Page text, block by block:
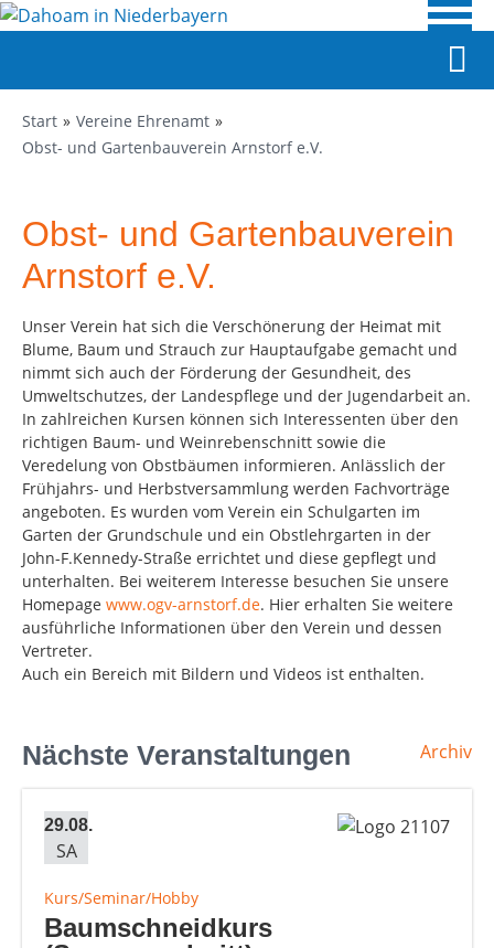
Start
Vereine Ehrenamt
Obst- und Gartenbauverein Arnstorf e.V.
Obst- und Gartenbauverein
Arnstorf e.V.
Unser Verein hat sich die Verschönerung der Heimat mit
Blume, Baum und Strauch zur Hauptaufgabe gemacht und
nimmt sich auch der Förderung der Gesundheit, des
Umweltschutzes, der Landespflege und der Jugendarbeit an.
In zahlreichen Kursen können sich Interessenten über den
richtigen Baum- und Weinrebenschnitt sowie die
Veredelung von Obstbäumen informieren. Anlässlich der
Frühjahrs- und Herbstversammlung werden Fachvorträge
angeboten. Es wurden vom Verein ein Schulgarten im
Garten der Grundschule und ein Obstlehrgarten in der
John-F.Kennedy-Straße errichtet und diese gepflegt und
unterhalten. Bei weiterem Interesse besuchen Sie unsere
Homepage www.ogv-arnstorf.de. Hier erhalten Sie weitere
ausführliche Informationen über den Verein und dessen
Vertreter.
Auch ein Bereich mit Bildern und Videos ist enthalten.
Nächste Veranstaltungen Archiv
29.08.
SA
Kurs/Seminar/Hobby
Baumschneidkurs